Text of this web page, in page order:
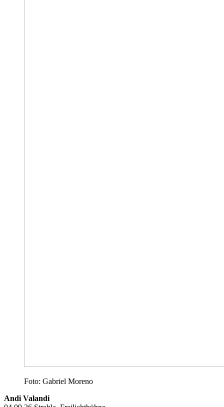
Foto: Gabriel Moreno
Andi Valandi